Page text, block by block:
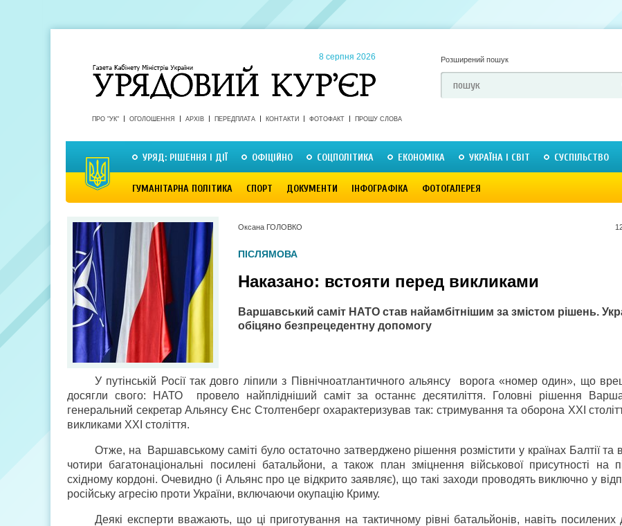
8 серпня 2026 Розширений пошук
ПРО "УК" ОГОЛОШЕННЯ АРХІВ ПЕРЕДПЛАТА КОНТАКТИ ФОТОФАКТ ПРОШУ СЛОВА
УРЯД: РІШЕННЯ І ДІЇ ОФІЦІЙНО СОЦПОЛІТИКА ЕКОНОМІКА УКРАЇНА І СВІТ СУСПІЛЬСТВО
ГУМАНІТАРНА ПОЛІТИКА СПОРТ ДОКУМЕНТИ ІНФОГРАФІКА ФОТОГАЛЕРЕЯ
Оксана ГОЛОВКО
ПІСЛЯМОВА
Наказано: встояти перед викликами
Варшавський саміт НАТО став найамбітнішим за змістом рішень.
обіцяно безпрецедентну допомогу
У путінській Росії так довго ліпили з Північноатлантичного альянсу ворога «номер один», що
досягли свого: НАТО провело найплідніший саміт за останнє десятиліття. Головні рішення
генеральний секретар Альянсу Єнс Столтенберг охарактеризував так: стримування та оборона ХХІ
викликами ХХІ століття.
Отже, на Варшавському саміті було остаточно затверджено рішення розмістити у країнах Балтії та
чотири багатонаціональні посилені батальйони, а також план зміцнення військової присутності на
східному кордоні. Очевидно (і Альянс про це відкрито заявляє), що такі заходи проводять виключно у
російську агресію проти України, включаючи окупацію Криму.
Деякі експерти вважають, що ці приготування на тактичному рівні батальйонів, навіть посилених